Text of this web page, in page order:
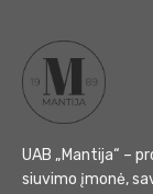
UAB „Mantija“ –
siuvimo įmonė,